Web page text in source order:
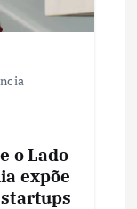
o Lado
expõe